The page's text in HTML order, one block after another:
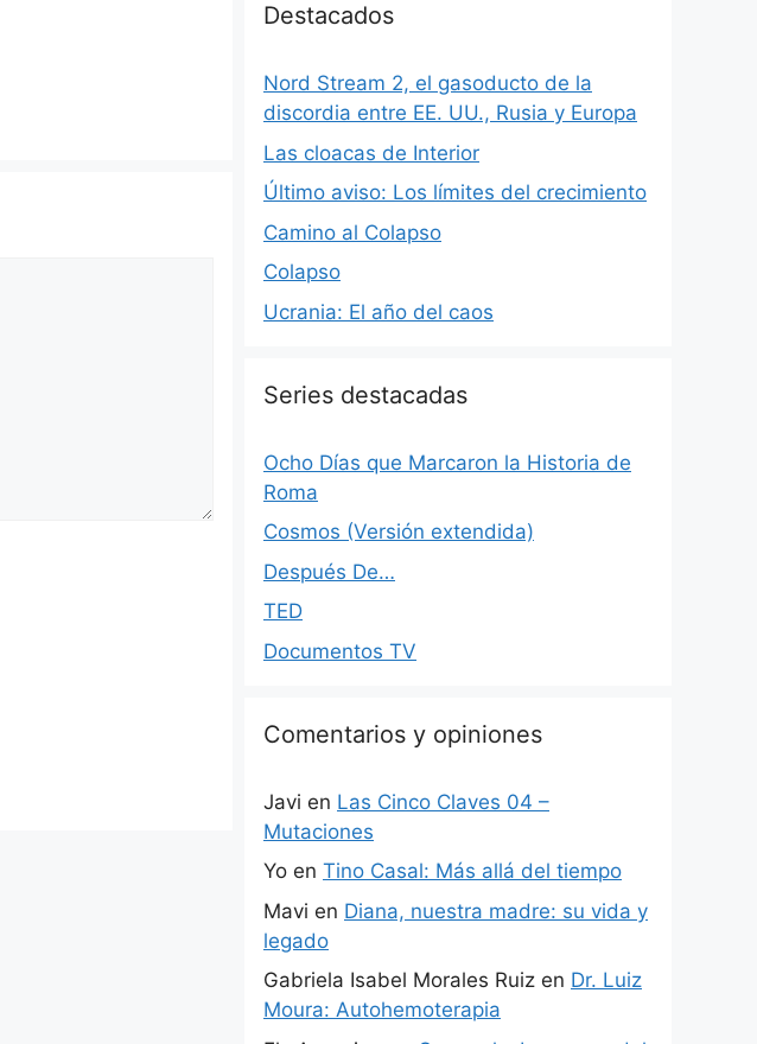
Destacados
Nord Stream 2, el gasoducto de la
discordia entre EE. UU., Rusia y Europa
Las cloacas de Interior
Último aviso: Los límites del crecimiento
Camino al Colapso
Colapso
Ucrania: El año del caos
Series destacadas
Ocho Días que Marcaron la Historia de
Roma
Cosmos (Versión extendida)
Después De…
TED
Documentos TV
Comentarios y opiniones
Javi en Las Cinco Claves 04 –
Mutaciones
Yo en Tino Casal: Más allá del tiempo
Mavi en Diana, nuestra madre: su vida y
legado
Gabriela Isabel Morales Ruiz en Dr. Luiz
Moura: Autohemoterapia